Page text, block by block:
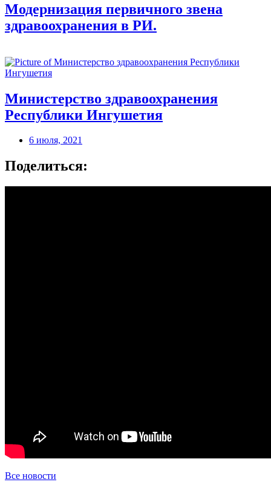
Модернизация первичного звена
здравоохранения в РИ.
Министерство здравоохранения
Республики Ингушетия
6 июля, 2021
Поделиться:
Все новости